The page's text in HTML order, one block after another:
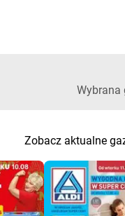
Wybrana
Zobacz aktualne